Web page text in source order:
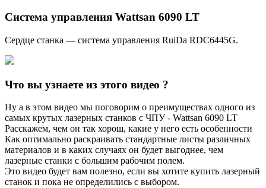
Система управления Wattsan 6090 LT
Сердце станка — система управления RuiDa RDC6445G.
Что вы узнаете из этого видео ?
Ну а в этом видео мы поговорим о преимуществах одного из
самых крутых лазерных станков с ЧПУ - Wattsan 6090 LT
Расскажем, чем он так хорош, какие у него есть особенности
Как оптимально раскраивать стандартные листы различных
материалов и в каких случаях он будет выгоднее, чем
лазерные станки с большим рабочим полем.
Это видео будет вам полезно, если вы хотите купить лазерный
станок и пока не определились с выбором.